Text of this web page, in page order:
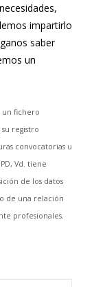
impartirlo
saber
un
un fichero
registro
convocatorias u
Vd. tiene
de los datos
de una relación
profesionales.